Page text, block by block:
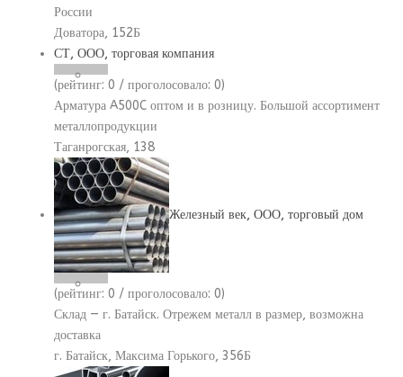
России
Доватора, 152Б
СТ, ООО, торговая компания
(рейтинг: 0 / проголосовало: 0)
Арматура A500C оптом и в розницу. Большой ассортимент
металлопродукции
Таганрогская, 138
Железный век, ООО, торговый дом
(рейтинг: 0 / проголосовало: 0)
Склад — г. Батайск. Отрежем металл в размер, возможна
доставка
г. Батайск, Максима Горького, 356Б